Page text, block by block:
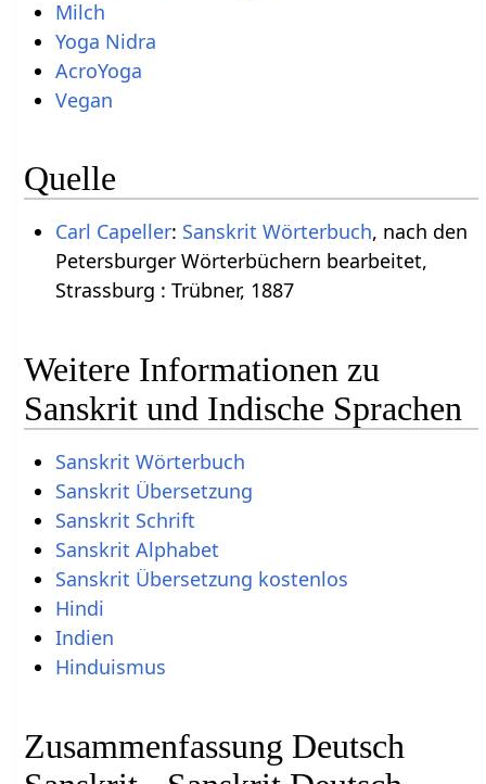
Milch
Yoga Nidra
AcroYoga
Vegan
Quelle
Carl Capeller: Sanskrit Wörterbuch, nach den
Petersburger Wörterbüchern bearbeitet,
Strassburg : Trübner, 1887
Weitere Informationen zu
Sanskrit und Indische Sprachen
Sanskrit Wörterbuch
Sanskrit Übersetzung
Sanskrit Schrift
Sanskrit Alphabet
Sanskrit Übersetzung kostenlos
Hindi
Indien
Hinduismus
Zusammenfassung Deutsch